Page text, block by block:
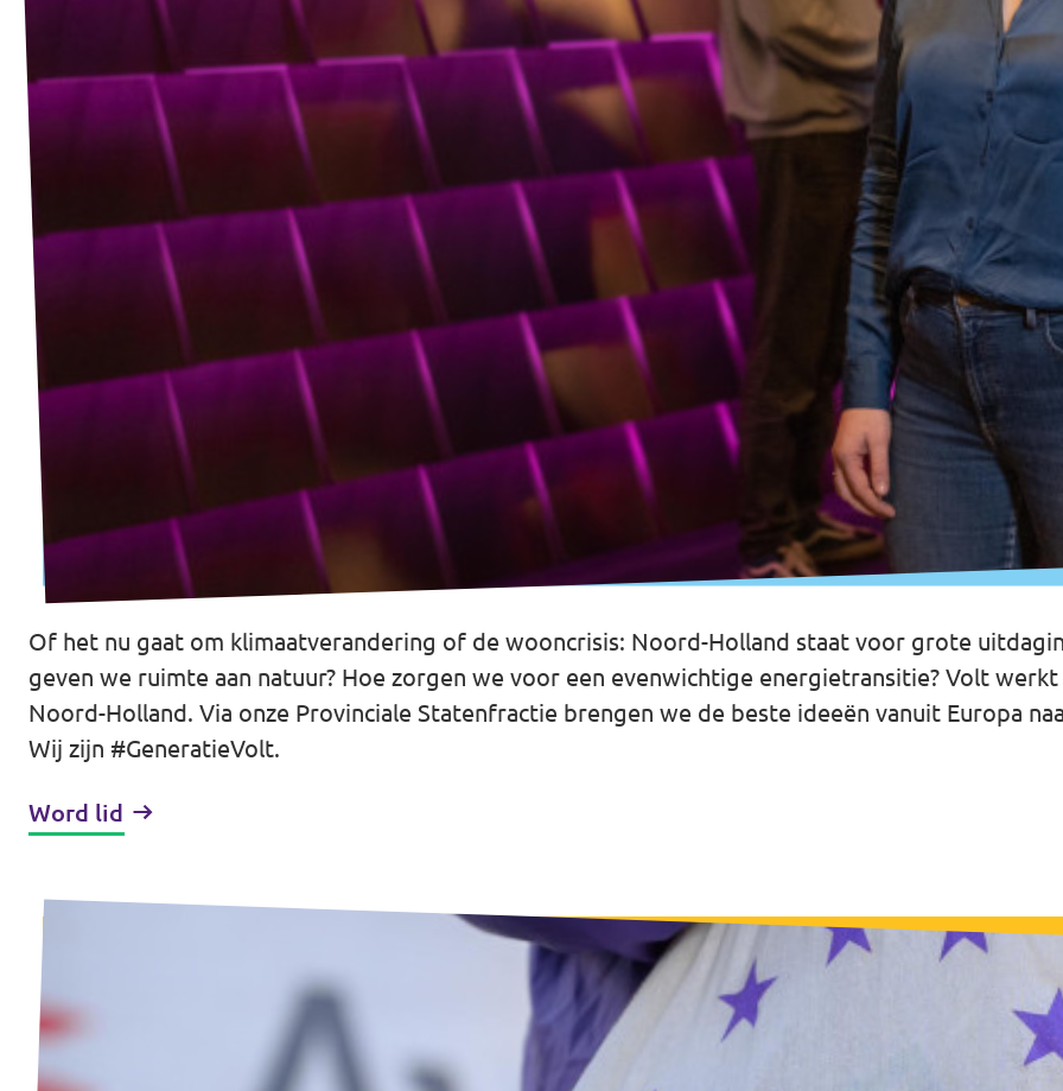
Volt Haarlem
Of het nu gaat om klimaatverandering of de wooncrisis: Noord-Holland staat voor grote
geven we ruimte aan natuur? Hoe zorgen we voor een evenwichtige energietransitie? Volt werkt
Noord-Holland. Via onze Provinciale Statenfractie brengen we de beste ideeën vanuit Europa
Wij zijn #GeneratieVolt.
Word lid